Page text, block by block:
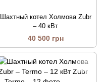
Шахтный котел Холмова Zubr
– 40 кВт
40 500 грн